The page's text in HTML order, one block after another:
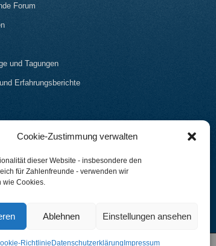
Cookie-Zustimmung verwalten
dieser Website - insbesondere den
für Zahlenfreunde - verwenden wir
wie Cookies.
Ablehnen Einstellungen ansehen
Richtlinie Datenschutzerklärung Impressum
Forum
und Tagungen
Erfahrungsberichte